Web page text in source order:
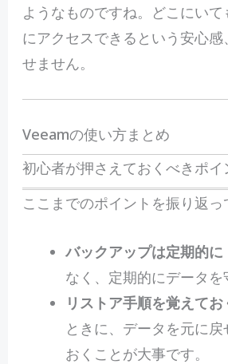
ようなものですね。どこにいて
にアクセスできるという安心
せません。
Veeamの使い方まとめ
初心者が押さえておくべきポイ
ここまでのポイントを振り返っ
バックアップは定期的に
なく、定期的にデータを
リストア手順を覚えてお
ときに、データを元に
おくことが大事です。